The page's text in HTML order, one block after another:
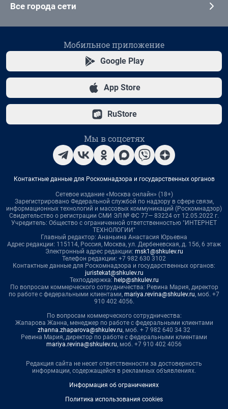
Все города сети
Мобильное приложение
Google Play
App Store
RuStore
Мы в соцсетях
Контактные данные для Роскомнадзора и государственных органов
Сетевое издание «Москва онлайн» (18+)
Зарегистрировано Федеральной службой по надзору в сфере связи,
информационных технологий и массовых коммуникаций (Роскомнадзор)
Свидетельство о регистрации СМИ ЭЛ № ФС 77— 83224 от 12.05.2022 г.
Учредитель: Общество с ограниченной ответственностью "ИНТЕРНЕТ
ТЕХНОЛОГИИ"
Главный редактор: Ананьина Анастасия Юрьевна
Адрес редакции: 115114, Россия, Москва, ул. Дербеневская, д. 15б, 6 этаж
Электронный адрес редакции: msk1@shkulev.ru
Телефон редакции: +7 982 630 3102
Контактные данные для Роскомнадзора и государственных органов:
juristekat@shkulev.ru
Техподдержка: help@shkulev.ru
По вопросам коммерческого сотрудничества: Ревина Мария, директор
по работе с федеральными клиентами, mariya.revina@shkulev.ru, моб. +7
910 402 4056.
По вопросам коммерческого сотрудничества:
Жапарова Жанна, менеджер по работе с федеральными клиентами
zhanna.zhaparova@shkulev.ru, моб. + 7 982 640 34 32
Ревина Мария, директор по работе с федеральными клиентами
mariya.revina@shkulev.ru, моб. +7 910 402 4056
Редакция сайта не несет ответственности за достоверность
информации, содержащейся в рекламных объявлениях.
Информация об ограничениях
Политика использования cookies